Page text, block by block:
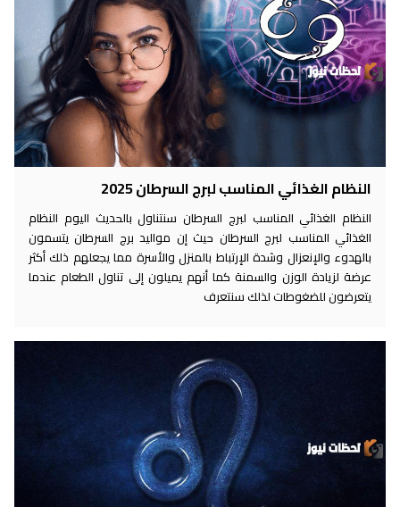
النظام الغذائي المناسب لبرج السرطان 2025
النظام الغذائي المناسب لبرج السرطان سنتناول بالحديث اليوم النظام
الغذائي المناسب لبرج السرطان حيث إن مواليد برج السرطان يتسمون
بالهدوء والإنعزال وشدة الإرتباط بالمنزل والأسرة مما يجعلهم ذلك أكثر
عرضة لزيادة الوزن والسمنة كما أنهم يميلون إلى تناول الطعام عندما
يتعرضون للضغوطات لذلك سنتعرف